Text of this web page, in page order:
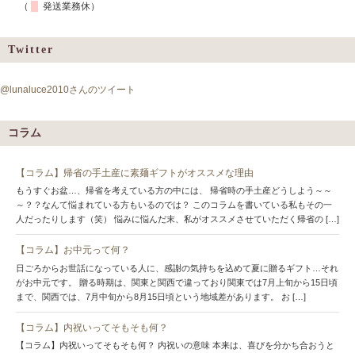
（ 発送業務休）
Twitter
@lunaluce2010さんのツイート
コラム
【コラム】帰省の手土産に素麺ギフトがオススメな理由
もうすぐお盆…、帰省を考えている方の中には、 帰省時の手土産どうしよう～～
～？？なんて悩まれている方もいるのでは？ このコラムを書いている私もその一
人だったりします（笑） 悩みに悩んだ末、私がオススメさせていただく帰省の […]
【コラム】お中元って何？
日ごろからお世話になっている人に、感謝の気持ちを込めて夏に贈るギフト…それ
がお中元です。 贈る時期は、関東と関西で違っており関東では7月上旬から15日頃
まで、関西では、7月中旬から8月15日頃という地域差があります。 お […]
【コラム】内祝いってそもそも何？
【コラム】内祝いってそもそも何？ 内祝いの意味 本来は、喜びを分かち合おうと